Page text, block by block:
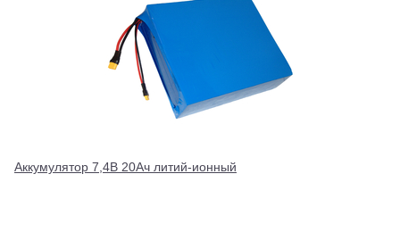
Аккумулятор 7,4В 20Ач литий-ионный